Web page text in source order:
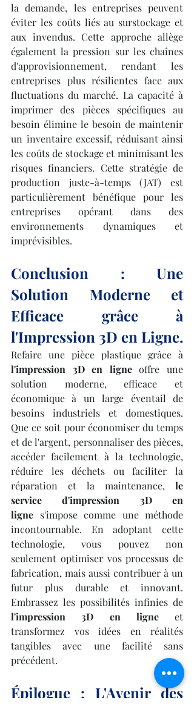
la demande, les entreprises peuvent
éviter les coûts liés au surstockage et
aux invendus. Cette approche allège
également la pression sur les chaînes
d'approvisionnement, rendant les
entreprises plus résilientes face aux
fluctuations du marché. La capacité à
imprimer des pièces spécifiques au
besoin élimine le besoin de maintenir
un inventaire excessif, réduisant ainsi
les coûts de stockage et minimisant les
risques financiers. Cette stratégie de
production juste-à-temps (JAT) est
particulièrement bénéfique pour les
entreprises opérant dans des
environnements dynamiques et
imprévisibles.
Conclusion : Une
Solution Moderne et
Efficace grâce à
l'Impression 3D en Ligne.
l'impression 3D en ligne offre une
solution moderne, efficace et
économique à un large éventail de
besoins industriels et domestiques.
Que ce soit pour économiser du temps
et de l'argent, personnaliser des pièces,
accéder facilement à la technologie,
réduire les déchets ou faciliter la
réparation et la maintenance, le
service d'impression 3D en
ligne s'impose comme une méthode
incontournable. En adoptant cette
technologie, vous pouvez non
seulement optimiser vos processus de
fabrication, mais aussi contribuer à un
futur plus durable et innovant.
l'impression 3D en ligne et
transformez vos idées en réalités
tangibles avec une facilité sans
précédent.
Épilogue : L'Avenir des